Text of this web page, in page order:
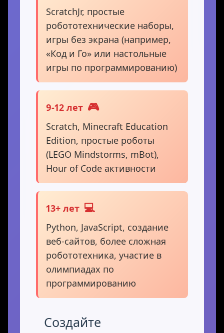
ScratchJr, простые
робототехнические наборы,
игры без экрана (например,
«Код и Го» или настольные
игры по программированию)
9-12 лет 🎮
Scratch, Minecraft Education
Edition, простые роботы
(LEGO Mindstorms, mBot),
Hour of Code активности
13+ лет 💻
Python, JavaScript, создание
веб-сайтов, более сложная
робототехника, участие в
олимпиадах по
программированию
Создайте